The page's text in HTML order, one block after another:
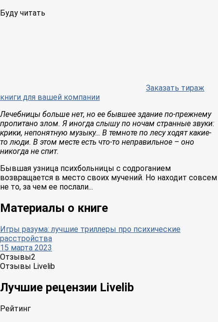
Буду читать
Заказать тираж
книги для вашей компании
Лечебницы больше нет, но ее бывшее здание по-прежнему
пропитано злом. Я иногда слышу по ночам странные звуки:
крики, непонятную музыку… В темноте по лесу ходят какие-
то люди. В этом месте есть что-то неправильное – оно
никогда не спит.
Бывшая узница психбольницы с содроганием
возвращается в место своих мучений. Но находит совсем
не то, за чем ее послали...
Материалы о книге
Игры разума: лучшие триллеры про психические
расстройства
15 марта 2023
Отзывы2
Отзывы Livelib
Лучшие рецензии Livelib
Рейтинг